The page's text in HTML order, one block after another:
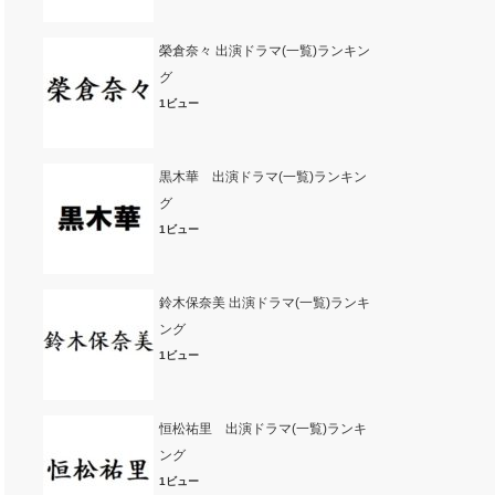
榮倉奈々 出演ドラマ(一覧)ランキン
グ
1ビュー
黒木華 出演ドラマ(一覧)ランキン
グ
1ビュー
鈴木保奈美 出演ドラマ(一覧)ランキ
ング
1ビュー
恒松祐里 出演ドラマ(一覧)ランキ
ング
1ビュー